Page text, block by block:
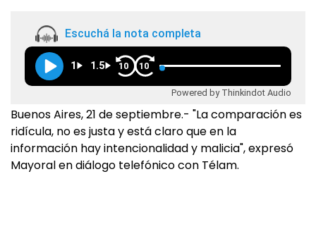
Escuchá la nota completa
1 1.5 10 10
Powered by Thinkindot Audio
Buenos Aires, 21 de septiembre.- "La comparación es
ridícula, no es justa y está claro que en la
información hay intencionalidad y malicia", expresó
Mayoral en diálogo telefónico con Télam.